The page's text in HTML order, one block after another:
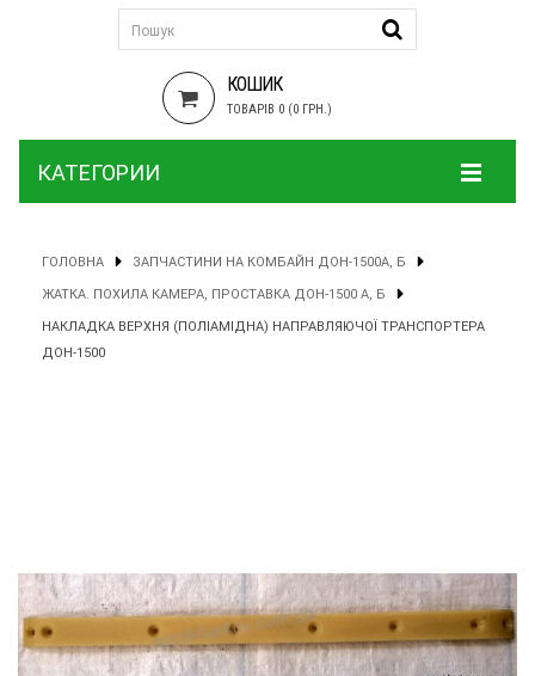
КОШИК
ТОВАРІВ 0 (0 ГРН.)
КАТЕГОРИИ
ГОЛОВНА ЗАПЧАСТИНИ НА КОМБАЙН ДОН-1500А, Б
ЖАТКА. ПОХИЛА КАМЕРА, ПРОСТАВКА ДОН-1500 А, Б
НАКЛАДКА ВЕРХНЯ (ПОЛІАМІДНА) НАПРАВЛЯЮЧОЇ ТРАНСПОРТЕРА
ДОН-1500